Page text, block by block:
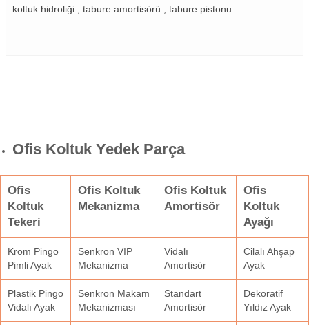
koltuk hidroliği , tabure amortisörü , tabure pistonu
Ofis Koltuk Yedek Parça
Ofis
Koltuk
Tekeri
Ofis Koltuk
Mekanizma
Ofis Koltuk
Amortisör
Ofis
Koltuk
Ayağı
Krom Pingo
Pimli Ayak
Senkron VIP
Mekanizma
Vidalı
Amortisör
Cilalı Ahşap
Ayak
Plastik Pingo
Vidalı Ayak
Senkron Makam
Mekanizması
Standart
Amortisör
Dekoratif
Yıldız Ayak